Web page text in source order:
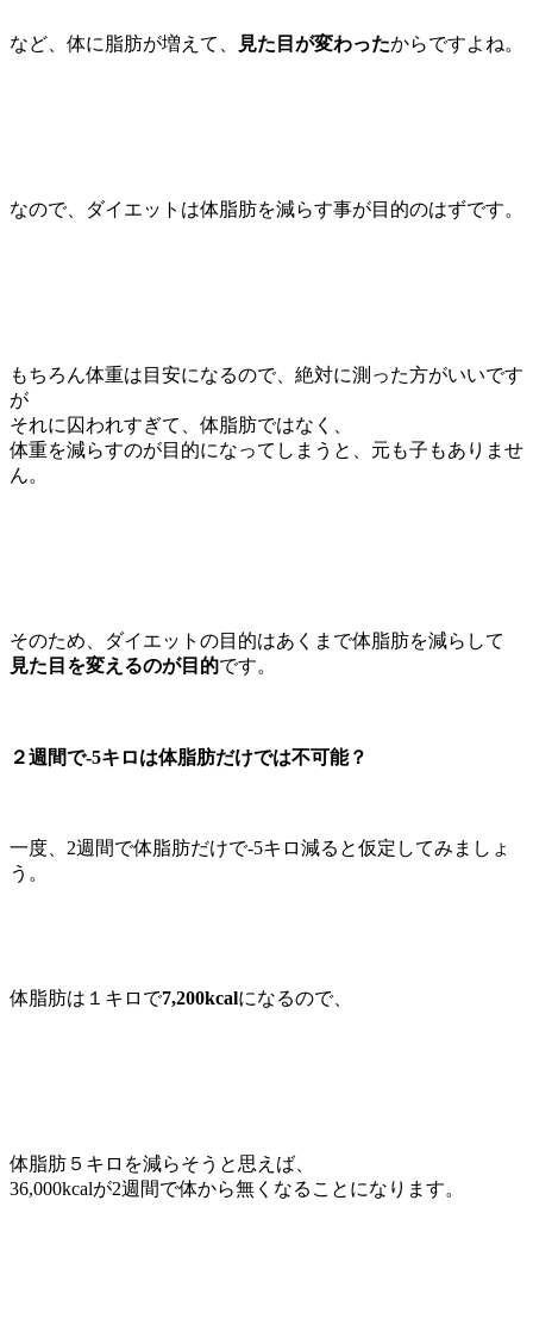
など、体に脂肪が増えて、 見た目が変わったからですよね。
なので、ダイエットは体脂肪を減らす事が目的のはずです。
もちろん体重は目安になるので、絶対に測った方がいいです
が
それに囚われすぎて、体脂肪ではなく、
体重を減らすのが目的になってしまうと、元も子もありませ
ん。
そのため、ダイエットの目的はあくまで体脂肪を減らして
見た目を変えるのが目的です。
２週間で-5キロは体脂肪だけでは不可能？
一度、2週間で体脂肪だけで-5キロ減ると仮定してみましょ
う。
体脂肪は１キロで7,200kcalになるので、
体脂肪５キロを減らそうと思えば、
36,000kcalが2週間で体から無くなることになります。